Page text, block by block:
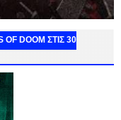
OF DOOM ΣΤΙΣ 30